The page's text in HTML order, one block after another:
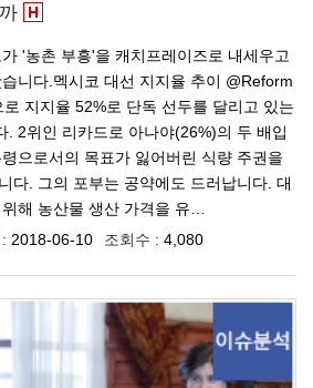
'농촌 부흥'을 캐치프레이즈로 내세우고
니다.멕시코 대선 지지율 추이 @Reform
지지율 52%로 단독 선두를 달리고 있는
. 2위인 리카드로 아나야(26%)의 두 배입
으로서의 목표가 잃어버린 식량 주권을
다. 그의 포부는 공약에도 드러납니다. 대
해 농산물 생산 가격을 유…
2018-06-10 조회수 : 4,080